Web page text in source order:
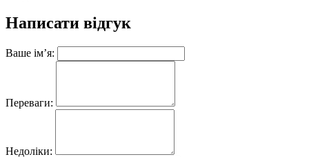
Написати відгук
Ваше ім’я:
Переваги:
Недоліки: